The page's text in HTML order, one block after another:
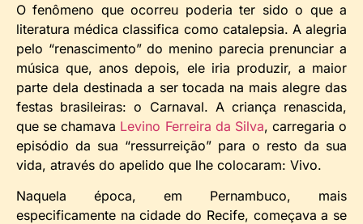
O fenômeno que ocorreu poderia ter sido o que a
literatura médica classifica como catalepsia. A alegria
pelo “renascimento” do menino parecia prenunciar a
música que, anos depois, ele iria produzir, a maior
parte dela destinada a ser tocada na mais alegre das
festas brasileiras: o Carnaval. A criança renascida,
que se chamava Levino Ferreira da Silva, carregaria o
episódio da sua “ressurreição” para o resto da sua
vida, através do apelido que lhe colocaram: Vivo.
Naquela época, em Pernambuco, mais
especificamente na cidade do Recife, começava a se